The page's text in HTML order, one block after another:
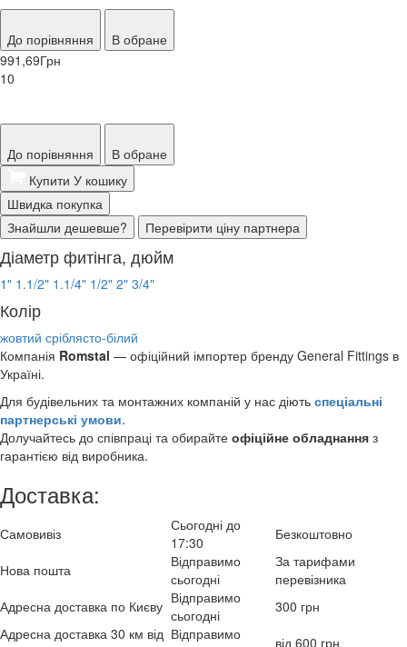
До порівняння
В обране
991,69Грн
10
До порівняння
В обране
Купити У кошику
Швидка покупка
Знайшли дешевше?
Перевірити ціну партнера
Діаметр фитінга, дюйм
1" 1.1/2" 1.1/4" 1/2" 2" 3/4"
Колір
жовтий сріблясто-білий
Компанія Romstal — офіційний імпортер бренду General Fittings в
Україні.
Для будівельних та монтажних компаній у нас діють спеціальні
партнерські умови.
Долучайтесь до співпраці та обирайте офіційне обладнання з
гарантією від виробника.
Доставка:
Самовивіз
Сьогодні до
17:30
Безкоштовно
Нова пошта
Відправимо
сьогодні
За тарифами
перевізника
Адресна доставка по Києву Відправимо
сьогодні
300 грн
Адресна доставка 30 км від Відправимо
від 600 грн